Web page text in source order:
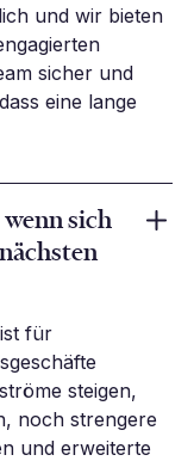
und wir bieten
sicher und
eine lange
sich
für
steigen,
noch strengere
und erweiterte